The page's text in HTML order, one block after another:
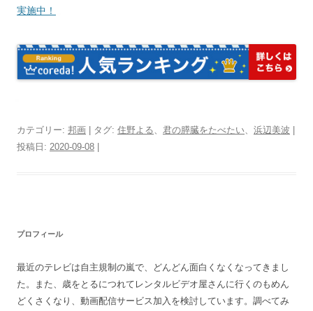
実施中！
カテゴリー: 邦画 | タグ: 住野よる 君の膵臓をたべたい 浜辺美波
投稿日: 2020-09-08
プロフィール
最近のテレビは自主規制の嵐で、どんどん面白くなくなってきまし
た。また、歳をとるにつれてレンタルビデオ屋さんに行くのもめん
どくさくなり、動画配信サービス加入を検討しています。調べてみ